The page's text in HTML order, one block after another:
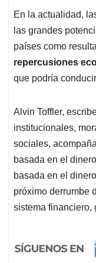
En la actualidad,
las grandes
países como
repercusiones
que podría
Alvin Toffler,
institucionales,
sociales,
basada en el
basada en el
próximo derrumbe
sistema financiero,